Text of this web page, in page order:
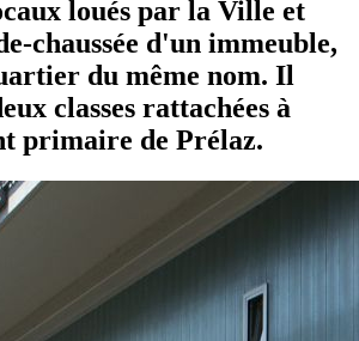
loués par la Ville et
chaussée d'un immeuble,
du même nom. Il
classes rattachées à
primaire de Prélaz.